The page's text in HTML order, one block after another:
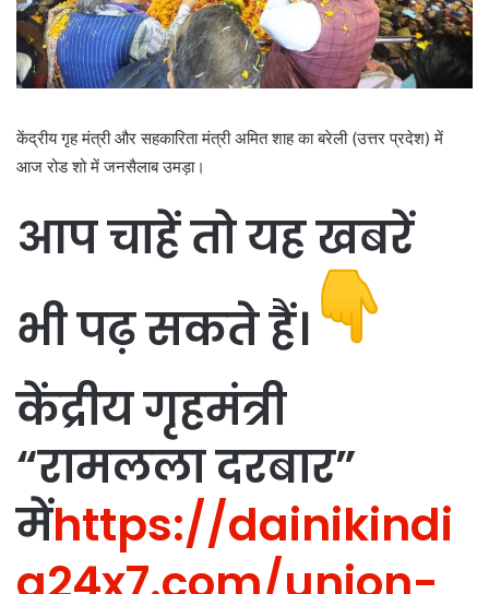
केंद्रीय गृह मंत्री और सहकारिता मंत्री अमित शाह का बरेली (उत्तर प्रदेश) में
आज रोड शो में जनसैलाब उमड़ा।
आप चाहें तो यह खबरें
भी पढ़ सकते हैं।
केंद्रीय गृहमंत्री
“रामलला दरबार”
मेंhttps://dainikindi